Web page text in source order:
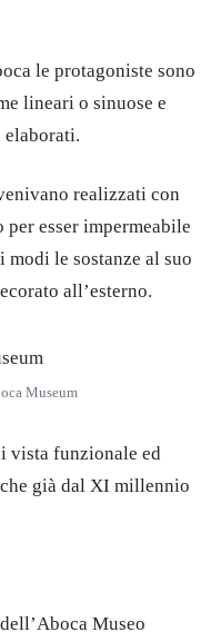
le protagoniste sono
lineari o sinuose e
realizzati con
esser impermeabile
le sostanze al suo
all’esterno.
Museum
vista funzionale ed
già dal XI millennio
Museo